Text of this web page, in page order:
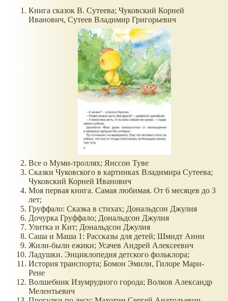
Книга сказок В. Сутеева; Чуковский Корней
Иванович, Сутеев Владимир Григорьевич
Все о Муми-троллях; Янссон Туве
Сказки Чуковского в картинках Владимира Сутеева;
Чуковский Корней Иванович
Моя первая книга. Самая любимая. От 6 месяцев до 3
лет;
Груффало: Сказка в стихах; Дональдсон Джулия
Дочурка Груффало; Дональдсон Джулия
Улитка и Кит; Дональдсон Джулия
Саша и Маша 1: Рассказы для детей; Шмидт Анни
Жили-были ежики; Усачев Андрей Алексеевич
Ладушки. Энциклопедия детского фольклора;
История транспорта; Бомон Эмили, Гилоре Мари-
Рене
Волшебник Изумрудного города; Волков Александр
Мелентьевич